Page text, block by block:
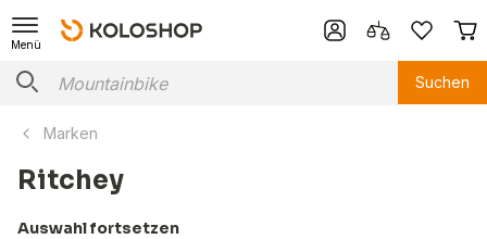
Menü
Suchen
Marken
Ritchey
Auswahl fortsetzen